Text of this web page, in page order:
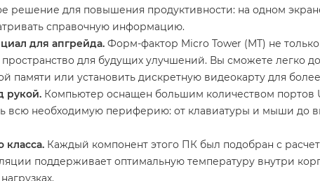
решение для повышения продуктивности: на одном
справочную информацию.
для апгрейда. Форм-фактор Micro Tower (MT) не
пространство для будущих улучшений. Вы сможете легко
памяти или установить дискретную видеокарту для
рукой. Компьютер оснащен большим количеством портов
всю необходимую периферию: от клавиатуры и мыши до
класса. Каждый компонент этого ПК был подобран с
поддерживает оптимальную температуру внутри